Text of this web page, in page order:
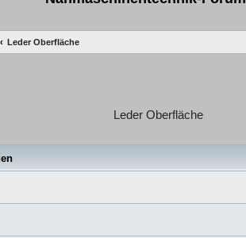
Leder Oberfläche
Leder Oberfläche